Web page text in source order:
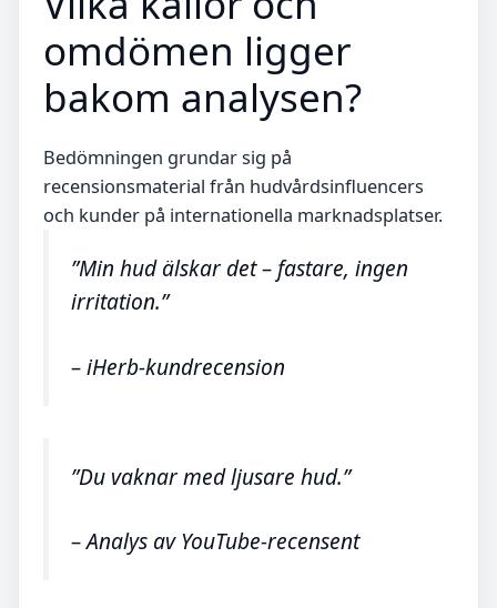
omdömen ligger
bakom analysen?
Bedömningen grundar sig på
recensionsmaterial från hudvårdsinfluencers
och kunder på internationella marknadsplatser.
”Min hud älskar det – fastare, ingen
irritation.”
– iHerb-kundrecension
”Du vaknar med ljusare hud.”
– Analys av YouTube-recensent